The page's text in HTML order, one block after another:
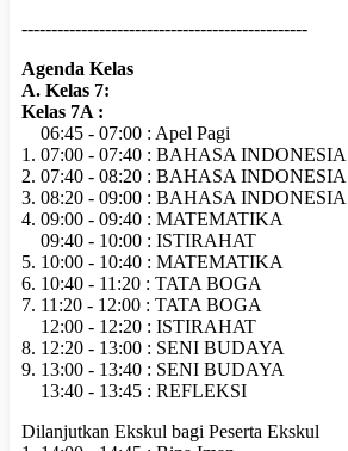
------------------------------------------------
Agenda Kelas
A. Kelas 7:
Kelas 7A :
06:45 - 07:00 : Apel Pagi
1. 07:00 - 07:40 : BAHASA INDONESIA
2. 07:40 - 08:20 : BAHASA INDONESIA
3. 08:20 - 09:00 : BAHASA INDONESIA
4. 09:00 - 09:40 : MATEMATIKA
09:40 - 10:00 : ISTIRAHAT
5. 10:00 - 10:40 : MATEMATIKA
6. 10:40 - 11:20 : TATA BOGA
7. 11:20 - 12:00 : TATA BOGA
12:00 - 12:20 : ISTIRAHAT
8. 12:20 - 13:00 : SENI BUDAYA
9. 13:00 - 13:40 : SENI BUDAYA
13:40 - 13:45 : REFLEKSI
Dilanjutkan Ekskul bagi Peserta Ekskul